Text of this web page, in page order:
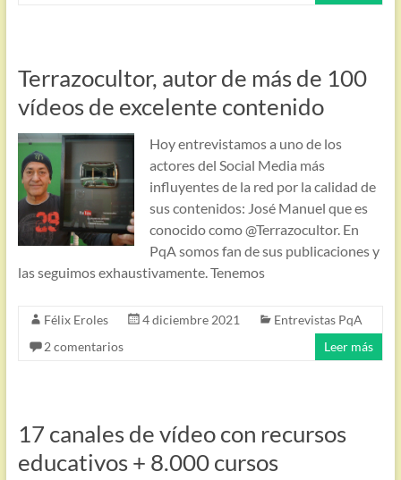
Terrazocultor, autor de más de 100
vídeos de excelente contenido
Hoy entrevistamos a uno de los
actores del Social Media más
influyentes de la red por la calidad de
sus contenidos: José Manuel que es
conocido como @Terrazocultor. En
PqA somos fan de sus publicaciones y
las seguimos exhaustivamente. Tenemos
Félix Eroles 4 diciembre 2021
Entrevistas PqA
2 comentarios
Leer más
17 canales de vídeo con recursos
educativos + 8.000 cursos